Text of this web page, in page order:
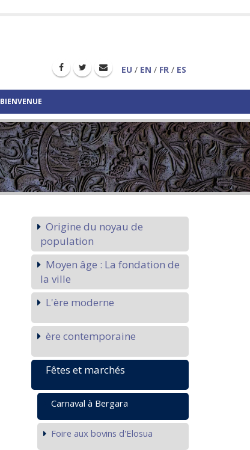
EU / EN / FR / ES
BIENVENUE
Origine du noyau de
population
Moyen âge : La fondation de
la ville
L'ère moderne
ère contemporaine
Fêtes et marchés
Carnaval à Bergara
Foire aux bovins d'Elosua